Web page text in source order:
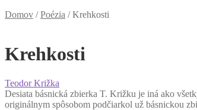
Domov /Poézia /Krehkosti
Krehkosti
Teodor Križka
Desiata básnická zbierka T. Križku je iná ako
originálnym spôsobom podčiarkol už básnickou